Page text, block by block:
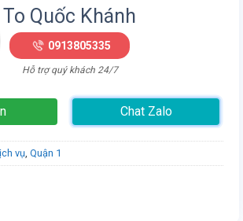
To Quốc Khánh
0913805335
Hỗ trợ quý khách 24/7
Chat Zalo
vụ Quận 1